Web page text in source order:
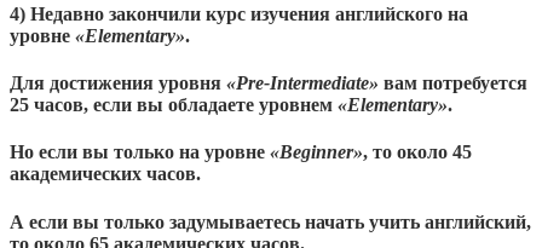
4) Недавно закончили курс изучения английского на
уровне «Elementary».
Для достижения уровня «Pre-Intermediate» вам потребуется
25 часов, если вы обладаете уровнем «Elementary».
Но если вы только на уровне «Beginner», то около 45
академических часов.
А если вы только задумываетесь начать учить английский,
то около 65 академических часов.